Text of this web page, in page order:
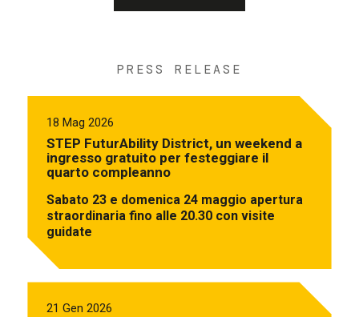
PRESS RELEASE
18 Mag 2026
STEP FuturAbility District, un weekend a
ingresso gratuito per festeggiare il
quarto compleanno
Sabato 23 e domenica 24 maggio apertura
straordinaria fino alle 20.30 con visite
guidate
21 Gen 2026